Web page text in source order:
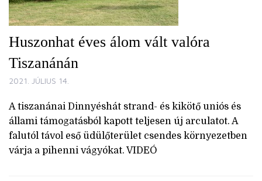
Huszonhat éves álom vált valóra
Tiszanánán
2021. JÚLIUS 14.
A tiszanánai Dinnyéshát strand- és kikötő uniós és
állami támogatásból kapott teljesen új arculatot. A
falutól távol eső üdülőterület csendes környezetben
várja a pihenni vágyókat. VIDEÓ